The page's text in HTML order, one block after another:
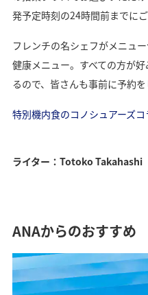
発予定時刻の24時間前までにご
フレンチの名シェフがメニュ
健康メニュー。すべての方が
るので、皆さんも事前に予約
特別機内食のコノシュアーズ
ライター：Totoko Takahashi
ANAからのおすすめ